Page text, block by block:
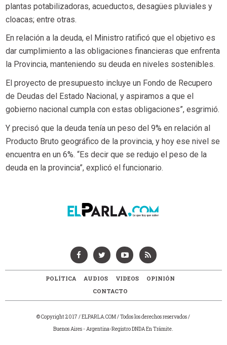
plantas potabilizadoras, acueductos, desagües pluviales y
cloacas; entre otras.
En relación a la deuda, el Ministro ratificó que el objetivo es
dar cumplimiento a las obligaciones financieras que enfrenta
la Provincia, manteniendo su deuda en niveles sostenibles.
El proyecto de presupuesto incluye un Fondo de Recupero
de Deudas del Estado Nacional, y aspiramos a que el
gobierno nacional cumpla con estas obligaciones”, esgrimió.
Y precisó que la deuda tenía un peso del 9% en relación al
Producto Bruto geográfico de la provincia, y hoy ese nivel se
encuentra en un 6%. “Es decir que se redujo el peso de la
deuda en la provincia”, explicó el funcionario.
POLÍTICA AUDIOS VIDEOS
OPINIÓN
CONTACTO
© Copyright 2017 / ELPARLA.COM / Todos los derechos reservados /
Buenos Aires - Argentina-Registro DNDA En Trámite.